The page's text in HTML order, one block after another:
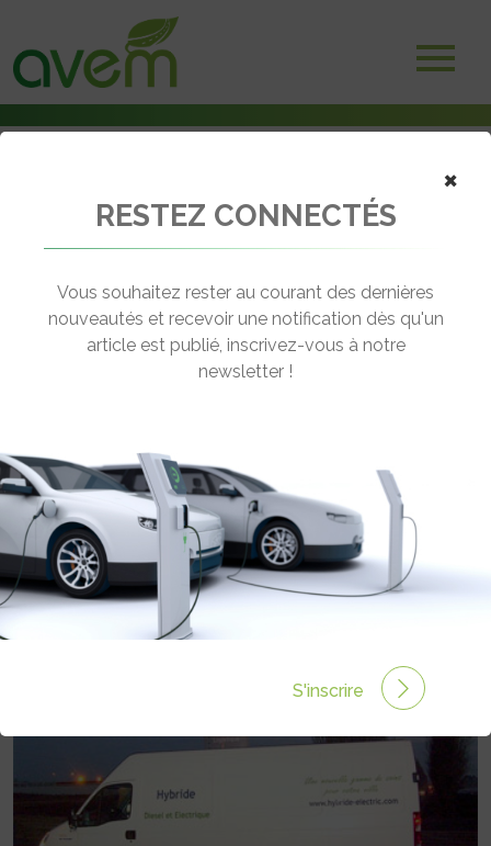
L’Iveco Daily Hybride de Newteon en test à Chatellerault
← Revenir aux actualités
NEWTEON EN TEST À
CHATELLERAULT
Rédigé par le 18 Déc 2007 à 00:00 0 commentaires
×
RESTEZ CONNECTÉS
Vous souhaitez rester au courant des dernières
nouveautés et recevoir une notification dès qu'un
article est publié, inscrivez-vous à notre
newsletter !
S'inscrire